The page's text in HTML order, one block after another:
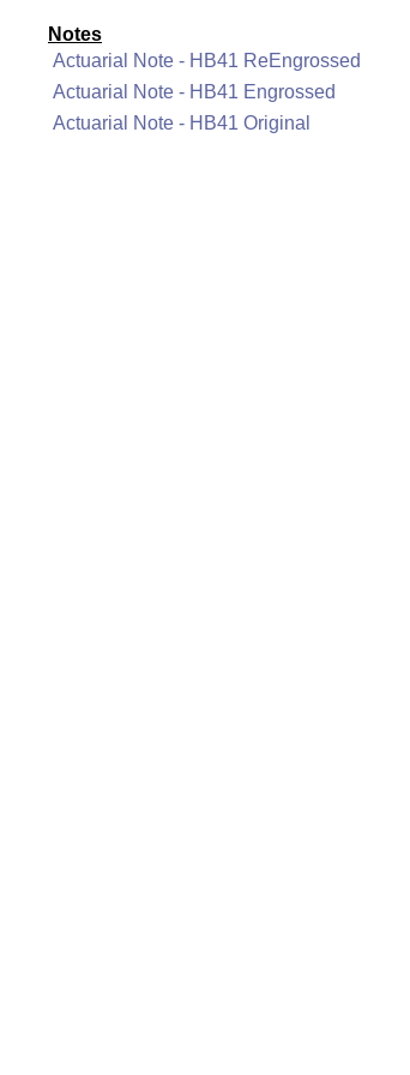
Notes
Actuarial Note - HB41 ReEngrossed
Actuarial Note - HB41 Engrossed
Actuarial Note - HB41 Original